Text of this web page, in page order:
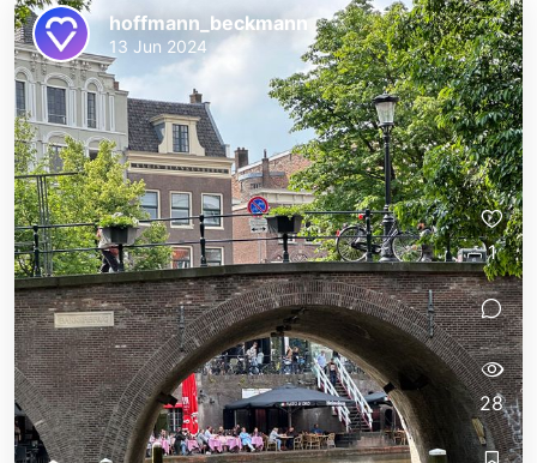
hoffmann_beckmann
13 Jun 2024
1
28